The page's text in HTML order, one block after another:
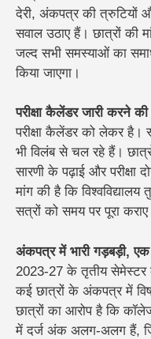
देरी, अंकपत्र की त्रुटियों
सवाल उठाए हैं। छात्रों की
जल्द सभी समस्याओं का
किया जाएगा।
परीक्षा कैलेंडर जारी करने
परीक्षा कैलेंडर को लेकर है।
भी विलंब से चल रहे हैं।
सारणी के पढ़ाई और परीक्षा
मांग की है कि
सत्रों को समय पर पूरा
अंकपत्र में भारी गड़बड़ी, एक
2023-27 के तृतीय सेमेस्टर
कई छात्रों के अंकपत्र में
छात्रों का आरोप है कि
में दर्ज अंक अलग-अलग हैं,